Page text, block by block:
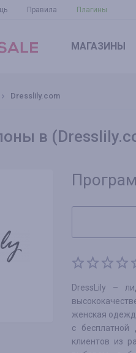
Правила Плагины
МАГАЗИНЫ
Dresslily.com
в
DressLily –
женская
с бесплатной
клиентов из